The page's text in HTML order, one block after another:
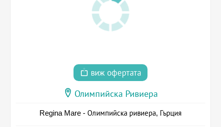
виж офертата
Олимпийска Ривиера
Regina Mare - Олимпийска ривиера, Гърция